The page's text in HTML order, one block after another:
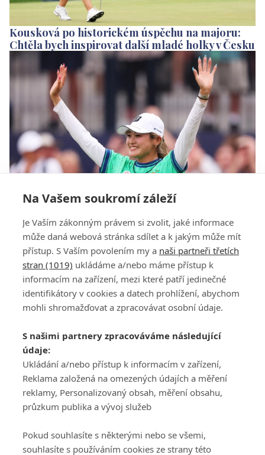
Na Vašem soukromí záleží
Je Vaším zákonným právem si zvolit, jaké informace
může daná webová stránka sdílet a k jakým může mít
přístup. S Vaším povolením my a naši partneři třetích
stran (1019) ukládáme a/nebo máme přístup k
informacím na zařízení, mezi které patří jedinečné
identifikátory v cookies a datech prohlížení, abychom
mohli shromažďovat a zpracovávat osobní údaje.
S našimi partnery zpracováváme následující
údaje:
Ukládání a/nebo přístup k informacím v zařízení,
Reklama založená na omezených údajích a měření
reklamy, Personalizovaný obsah, měření obsahu,
průzkum publika a vývoj služeb
Pokud souhlasíte s některými nebo se všemi,
souhlasíte s používáním cookies ze strany této
Kousková po historickém úspěchu na majoru:
Chtěla bych inspirovat další mladé holky v Česku
AIG Women's Open vyhrála Kuwaki. Nelly Korda
skončila čtvrtá, Kousková senzačně dvanáctá
Všeobecné obchodní
podmínky služby
GolfExtra.cz Premium
Podmínky zpracování
osobních údajů při
GolfExtra
ATV CZ, s.r.o.
140 00 Praha 4